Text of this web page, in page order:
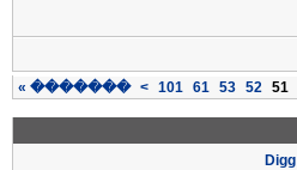
51
52
53
61
101
>
�������
»
Digg